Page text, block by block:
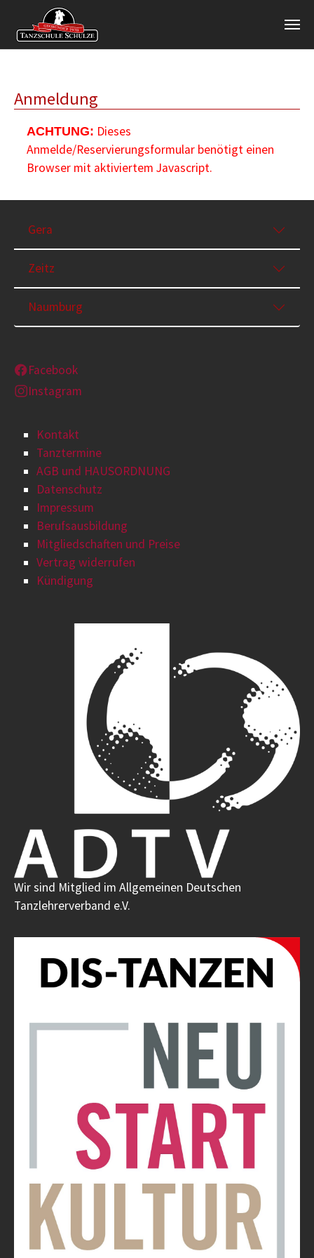
Anmeldung
ACHTUNG: Dieses
Anmelde/Reservierungsformular benötigt einen
Browser mit aktiviertem Javascript.
Gera
Zeitz
Naumburg
Facebook
Instagram
Kontakt
Tanztermine
AGB und HAUSORDNUNG
Datenschutz
Impressum
Berufsausbildung
Mitgliedschaften und Preise
Vertrag widerrufen
Kündigung
Wir sind Mitglied im Allgemeinen Deutschen
Tanzlehrerverband e.V.